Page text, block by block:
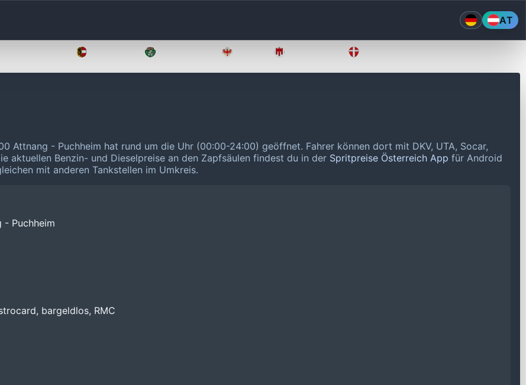
AT
Attnang - Puchheim hat rund um die Uhr (00:00-24:00) geöffnet. Fahrer können dort mit DKV, UTA, Socar,
aktuellen Benzin- und Dieselpreise an den Zapfsäulen findest du in der Spritpreise Österreich App für Android
mit anderen Tankstellen im Umkreis.
- Puchheim
bargeldlos, RMC